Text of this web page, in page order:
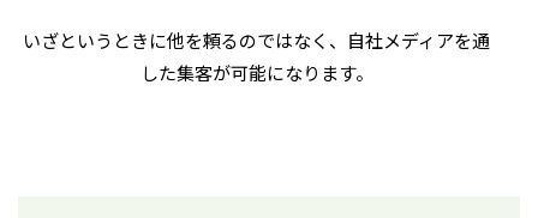
いざというときに他を頼るのではなく、自社メディアを通
した集客が可能になります。